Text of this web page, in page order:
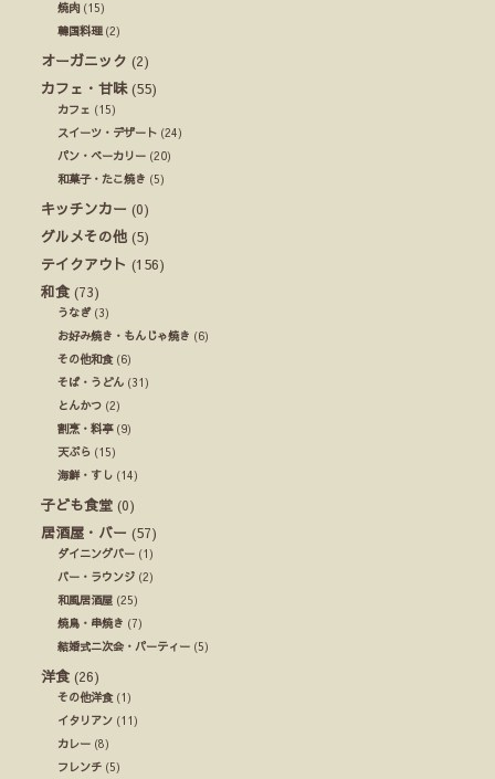
焼肉 (15)
韓国料理(2)
オーガニック (2)
カフェ・甘味(55)
カフェ (15)
スイーツ・デザート (24)
パン・ベーカリー (20)
和菓子・たこ焼き (5)
キッチンカー (0)
グルメその他 (5)
テイクアウト (156)
和食 (73)
うなぎ(3)
お好み焼き・もんじゃ焼き (6)
その他和食(6)
そば・うどん (31)
とんかつ (2)
割烹・料亭(9)
天ぷら (15)
海鮮・すし (14)
子ども食堂 (0)
居酒屋・バー (57)
ダイニングバー (1)
バー・ラウンジ (2)
和風居酒屋 (25)
焼鳥・串焼き (7)
結婚式ニ次会・パーティー (5)
洋食 (26)
その他洋食(1)
イタリアン (11)
カレー (8)
フレンチ (5)